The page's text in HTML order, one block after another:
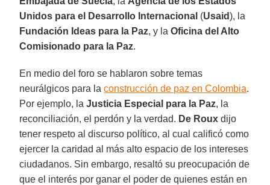
Unidos para el Desarrollo Internacional (Usaid), la
Fundación Ideas para la Paz, y laOficina del Alto
Comisionado para la Paz.
En medio del foro se hablaron sobre temas
neurálgicos para laconstrucción de paz en Colombia.
Por ejemplo, laJusticia Especial para la Paz, la
reconciliación, el perdón y la verdad. De Roux dijo
tener respeto al discurso político, al cual calificó como
ejercer la caridad al más alto espacio de los intereses
ciudadanos. Sin embargo, resaltó su preocupación de
que el interés por ganar el poder de quienes están en